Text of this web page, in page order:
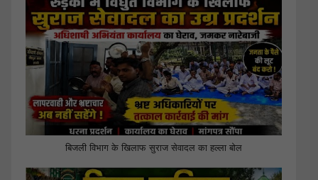
बिजली विभाग के खिलाफ सुराज सेवादल का हल्ला बोल